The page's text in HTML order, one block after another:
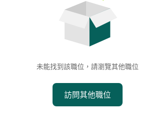
未能找到該職位，請瀏覽其他職位
訪問其他職位